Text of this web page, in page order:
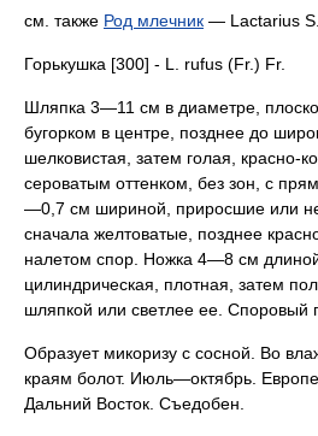
см. также Род млечник — Lactarius
Горькушка [300] - L. rufus (Fr.) Fr.
Шляпка 3—11 см в диаметре,
бугорком в центре, позднее до
шелковистая, затем голая, красно-
сероватым оттенком, без зон, с
—0,7 см шириной, приросшие или
сначала желтоватые, позднее
налетом спор. Ножка 4—8 см
цилиндрическая, плотная, затем
шляпкой или светлее ее. Споровый
Образует микоризу с сосной. Во
краям болот. Июль—октябрь.
Дальний Восток. Съедобен.